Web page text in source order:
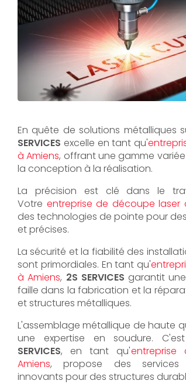
En quête de solutions métalliques
SERVICES excelle en tant qu'
à Amiens, offrant une gamme
la conception à la réalisation.
La précision est clé dans le
Votre entreprise de découpe laser
des technologies de pointe pour
et précises.
La sécurité et la fiabilité des
sont primordiales. En tant qu'
à Amiens, 2S SERVICES garantit
faille dans la fabrication et la
et structures métalliques.
L'assemblage métallique de haute
une expertise en soudure.
SERVICES, en tant qu'
Amiens, propose des
innovants pour des structures